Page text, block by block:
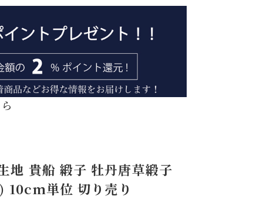
地 貴船 緞子 牡丹唐草緞子
10cm単位 切り売り